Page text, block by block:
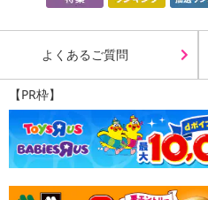
よくあるご質問
【PR枠】